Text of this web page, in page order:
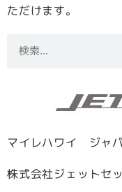
ただけます。
マイレハワイ ジャ
株式会社ジェットセ